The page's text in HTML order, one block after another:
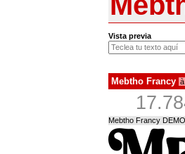
Vista previa
Mebtho Francy à
Mebtho Francy